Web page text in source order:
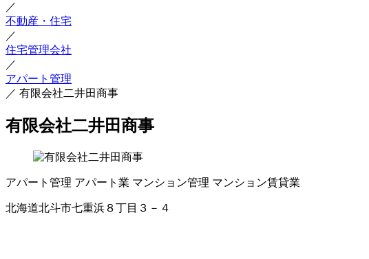
／
不動産・住宅
／
住宅管理会社
／
アパート管理
／ 有限会社二井田商事
有限会社二井田商事
アパート管理 アパート業 マンション管理 マンション賃貸業
北海道北斗市七重浜８丁目３－４